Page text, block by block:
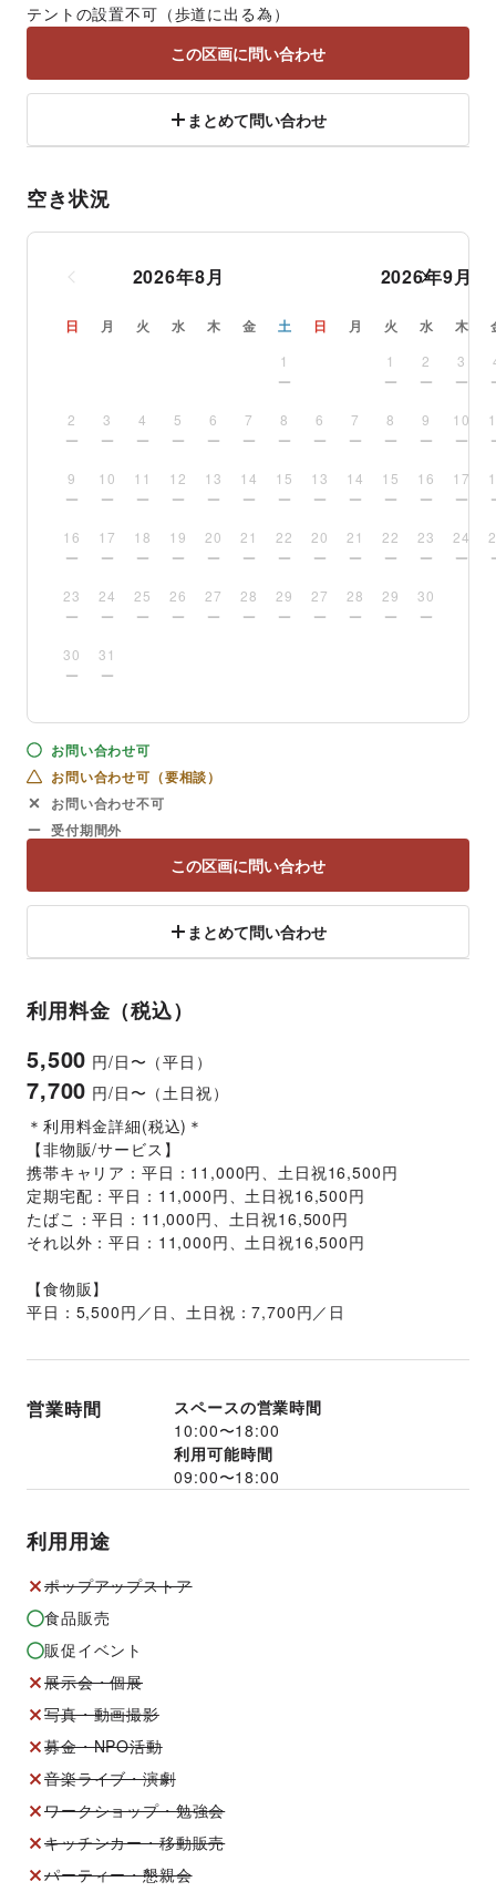
テントの設置不可（歩道に出る為）
この区画に問い合わせ
まとめて問い合わせ
空き状況
2026年8月
日 月 火 水 木 金 土
1
2 3 4 5 6 7 8
9 10 11 12 13 14 15
16 17 18 19 20 21 22
23 24 25 26 27 28 29
30 31
2026年9月
日 月 火 水 木
1 2 3
6 7 8 9 10
13 14 15 16 17
20 21 22 23 24
27 28 29 30
お問い合わせ可
お問い合わせ可（要相談）
お問い合わせ不可
受付期間外
この区画に問い合わせ
まとめて問い合わせ
利用料金（税込）
5,500 円/日〜（平日）
7,700 円/日〜（土日祝）
＊利用料金詳細(税込)＊
【非物販/サービス】
携帯キャリア：平日：11,000円、土日祝16,500円
定期宅配：平日：11,000円、土日祝16,500円
たばこ：平日：11,000円、土日祝16,500円
それ以外：平日：11,000円、土日祝16,500円
【食物販】
平日：5,500円／日、土日祝：7,700円／日
営業時間
スペースの営業時間
10:00〜18:00
利用可能時間
09:00〜18:00
利用用途
ポップアップストア
食品販売
販促イベント
展示会・個展
写真・動画撮影
募金・NPO活動
音楽ライブ・演劇
ワークショップ・勉強会
キッチンカー・移動販売
パーティー・懇親会